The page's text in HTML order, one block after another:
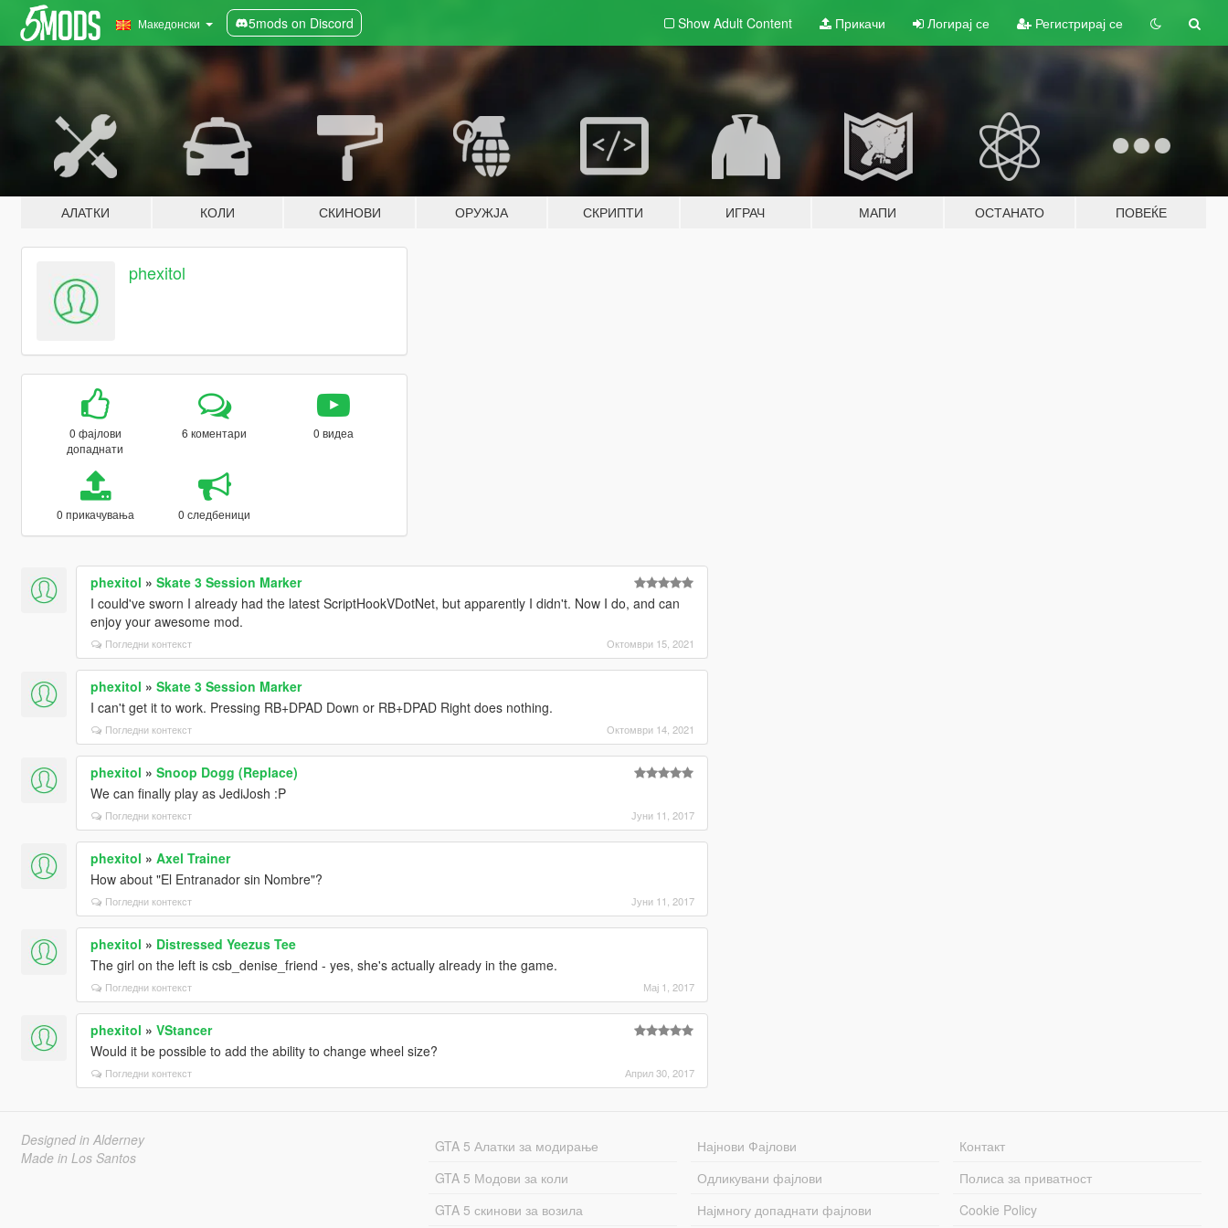
Македонски 5mods on Discord Show Adult Content Прикачи Логирај се Регистрирај се
АЛАТКИ КОЛИ СКИНОВИ ОРУЖЈА СКРИПТИ ИГРАЧ МАПИ ОСТАНАТО ПОВЕЌЕ
phexitol
0 фајлови
допаднати
6 коментари 0 видеа
0 прикачувања 0 следбеници
phexitol » Skate 3 Session Marker
I could've sworn I already had the latest ScriptHookVDotNet, but apparently I didn't. Now I do, and can
enjoy your awesome mod.
Погледни контекст Октомври 15, 2021
phexitol » Skate 3 Session Marker
I can't get it to work. Pressing RB+DPAD Down or RB+DPAD Right does nothing.
Погледни контекст Октомври 14, 2021
phexitol » Snoop Dogg (Replace)
We can finally play as JediJosh :P
Погледни контекст Јуни 11, 2017
phexitol » Axel Trainer
How about "El Entranador sin Nombre"?
Погледни контекст Јуни 11, 2017
phexitol » Distressed Yeezus Tee
The girl on the left is csb_denise_friend - yes, she's actually already in the game.
Погледни контекст Мај 1, 2017
phexitol » VStancer
Would it be possible to add the ability to change wheel size?
Погледни контекст Април 30, 2017
Designed in Alderney
Made in Los Santos
GTA 5 Алатки за модирање
GTA 5 Модови за коли
GTA 5 скинови за возила
Најнови Фајлови
Одликувани фајлови
Најмногу допаднати фајлови
Контакт
Полиса за приватност
Cookie Policy